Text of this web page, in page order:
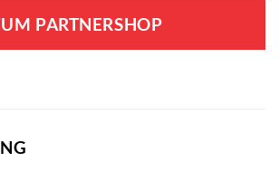
PARTNERSHOP